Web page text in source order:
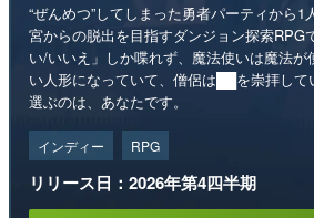
“ぜんめつ”してしまった勇者パーティから
宮からの脱出を目指すダンジョン探索RPG
い/いいえ」しか喋れず、魔法使いは魔法が
い人形になっていて、僧侶は██を崇拝して
選ぶのは、あなたです。
インディー RPG
リリース日：2026年第4四半期